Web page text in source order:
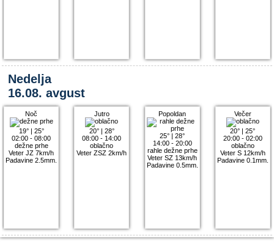
Nedelja
16.08. avgust
Noč
19°| 25°
02:00 - 08:00
dežne prhe
Veter JZ 7km/h
Padavine 2.5mm.
Jutro
20°| 28°
08:00 - 14:00
oblačno
Veter ZSZ 2km/h
Popoldan
25° |28°
14:00 - 20:00
rahle dežne prhe
Veter SZ 13km/h
Padavine 0.5mm.
Večer
20° |25°
20:00 - 02:00
oblačno
Veter S 12km/h
Padavine 0.1mm.